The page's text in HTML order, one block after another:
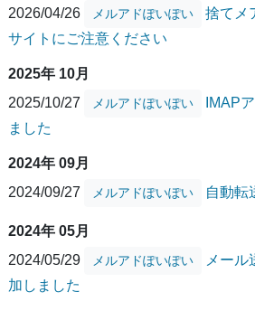
2026/04/26
メルアドぽいぽい
捨てメ
サイトにご注意ください
2025年 10月
2025/10/27
メルアドぽいぽい
IMAP
ました
2024年 09月
2024/09/27
メルアドぽいぽい 自動転
2024年 05月
2024/05/29
メルアドぽいぽい
メール
加しました